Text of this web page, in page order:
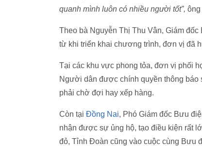
quanh mình luôn có nhiều người tốt”, ông
Theo bà Nguyễn Thị Thu Vân, Giám
từ khi triển khai chương trình, đơn vị đã
Tại các khu vực phong tỏa, đơn vị phối
Người dân được chính quyền thông báo
phải chờ đợi hay xếp hàng.
Còn tại Đồng Nai, Phó Giám đốc Bưu
nhận được sự ủng hộ, tạo điều kiện rất
đỏ, Tỉnh Đoàn cũng vào cuộc cùng Bưu